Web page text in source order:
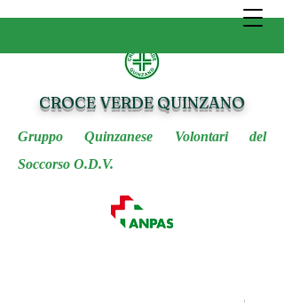
CROCE VERDE QUINZANO
Gruppo Quinzanese Volontari del
Soccorso O.D.V.